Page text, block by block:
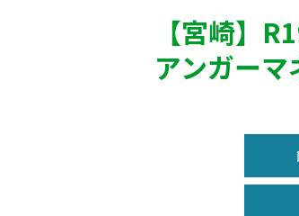
【宮崎】
アンガー